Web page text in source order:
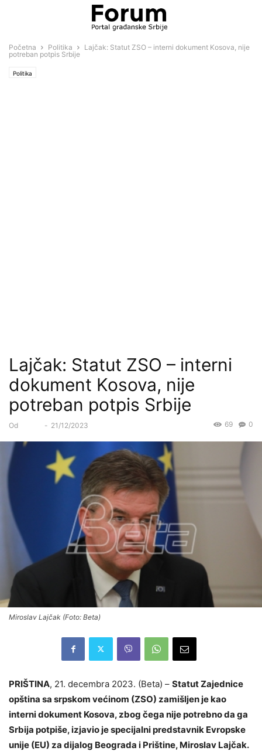
Početna Politika
Lajčak: Statut ZSO – interni dokument Kosova, nije
potreban potpis Srbije
Politika
Lajčak: Statut ZSO – interni
dokument Kosova, nije
potreban potpis Srbije
Od - 21/12/2023 0
69
Miroslav Lajčak (Foto: Beta)
PRIŠTINA, 21. decembra 2023. (Beta) – Statut Zajednice
opština sa srpskom većinom (ZSO) zamišljen je kao
interni dokument Kosova, zbog čega nije potrebno da ga
Srbija potpiše, izjavio je specijalni predstavnik Evropske
unije (EU) za dijalog Beograda i Prištine, Miroslav Lajčak.